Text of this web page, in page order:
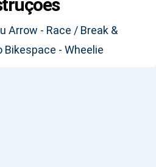
Arrow - Race / Break &
Bikespace - Wheelie